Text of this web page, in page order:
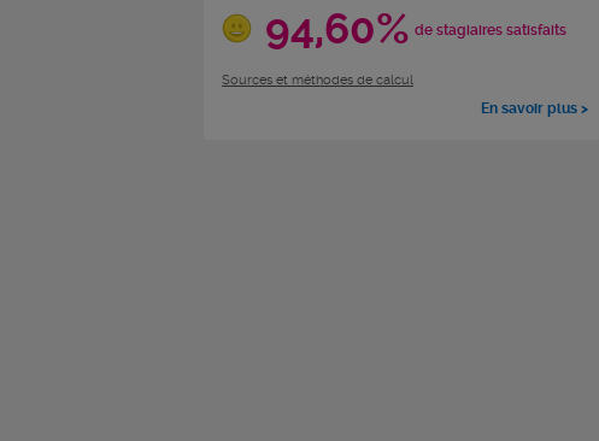
94,60% de stagiaires satisfaits
Sources et méthodes de calcul
En savoir plus >